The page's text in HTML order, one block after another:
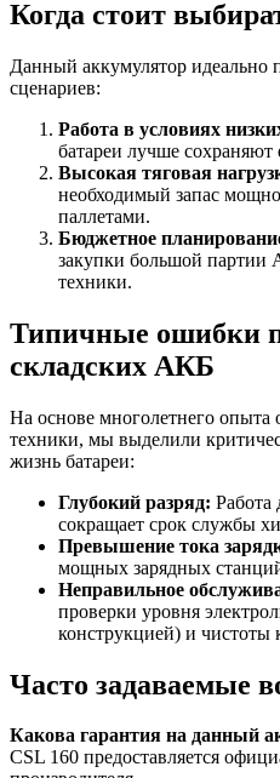
Когда стоит
Данный аккумулятор идеально
сценариев:
Работа в условиях
батареи лучше сохраняют
Высокая тяговая
необходимый запас
паллетами.
Бюджетное
закупки большой партии
техники.
Типичные ошибки
складских АКБ
На основе многолетнего опыта
техники, мы выделили
жизнь батареи:
Глубокий разряд: Работа
сокращает срок службы
Превышение тока
мощных зарядных
Неправильное
проверки уровня
конструкцией) и чистоты
Часто задаваемые
Какова гарантия на данный
CSL 160 предоставляется